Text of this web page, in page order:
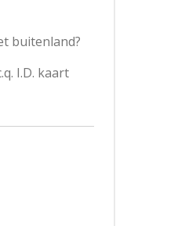
buitenland?
I.D. kaart